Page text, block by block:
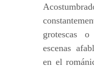
grotescas
escenas
en el